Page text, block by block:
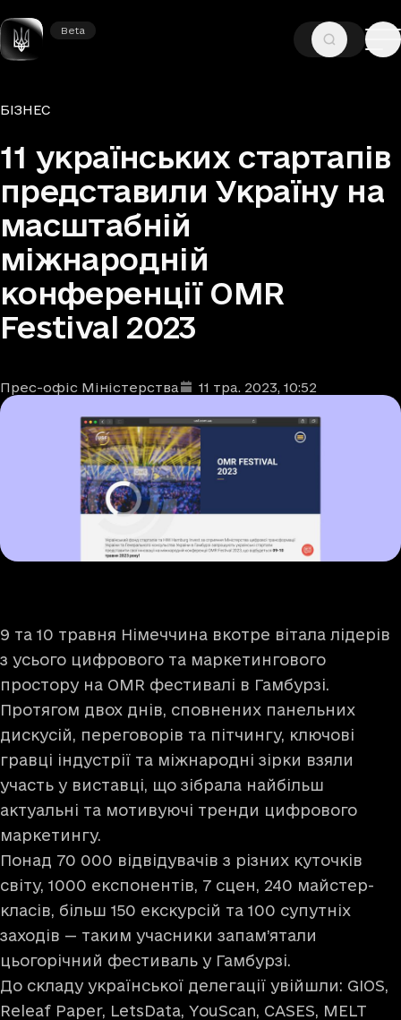
Beta
Beta
ГОЛОВНА
Рубрики
БІЗНЕС
11 українських стартапів
представили Україну на
масштабній
міжнародній
конференції OMR
Festival 2023
Автори
Прес-офіс Міністерства
Дата та час публікації: 11 тра. 2023, 10:52
9 та 10 травня Німеччина вкотре вітала лідерів
з усього цифрового та маркетингового
простору на OMR фестивалі в Гамбурзі.
Протягом двох днів, сповнених панельних
дискусій, переговорів та пітчингу, ключові
гравці індустрії та міжнародні зірки взяли
участь у виставці, що зібрала найбільш
актуальні та мотивуючі тренди цифрового
маркетингу.
Понад 70 000 відвідувачів з різних куточків
світу, 1000 експонентів, 7 сцен, 240 майстер-
класів, більш 150 екскурсій та 100 супутніх
заходів — таким учасники запам’ятали
цьогорічний фестиваль у Гамбурзі.
До складу української делегації увійшли: GIOS,
Releaf Paper, LetsData, YouScan, CASES, MELT